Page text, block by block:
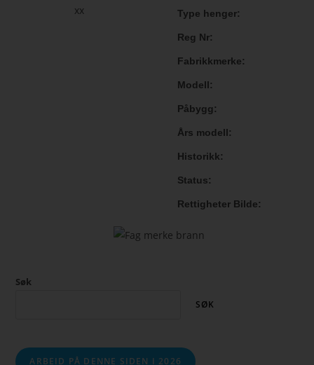
xx Type henger
Reg Nr
Fabrikkmerke
Modell
Påbygg
Års modell
Historikk
Status
Rettigheter Bilde
Søk
SØK
ARBEID PÅ DENNE SIDEN I 2026